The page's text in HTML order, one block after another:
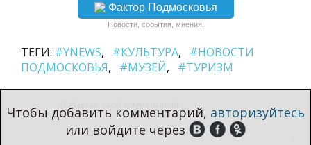
Фактор Подмосковья
Новости, события, мнения.
ТЕГИ: #YNEWS #КУЛЬТУРА
#НОВОСТИ
ПОДМОСКОВЬЯ
#МУЗЕЙ #ТУРИЗМ
Чтобы добавить комментарий, авторизуйтесь
или войдите через